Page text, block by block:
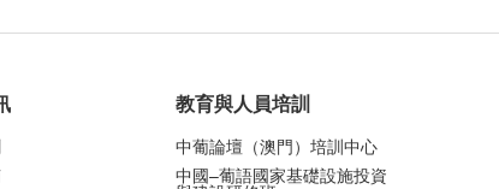
教育與人員培訓
中葡論壇（澳門）培訓中心
中國–葡語國家基礎設施投資